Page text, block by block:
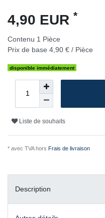
4,90 EUR *
Contenu 1 Pièce
Prix de base 4,90 € / Pièce
disponible immédiatement
Liste de souhaits
* avec TVA hors Frais de livraison
Description